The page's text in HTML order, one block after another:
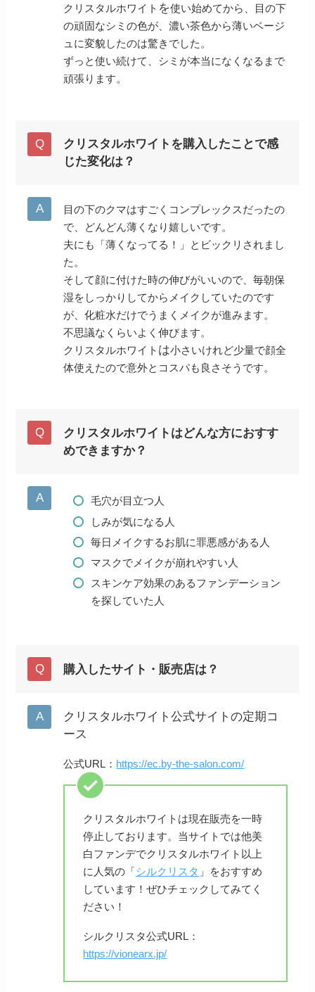
クリスタルホワイト を使い始めてから、目の下
の頑固なシミの色が、濃い茶色から薄いベージ
ュに変貌したのは驚きでした。
ずっと使い続けて、シミが本当になくなるまで
頑張ります。
クリスタルホワイトを購入したことで感
じた変化は？
目の下のクマはすごくコンプレックスだったの
で、どんどん薄くなり嬉しいです。
夫にも「薄くなってる！」とビックリされまし
た。
そして顔に付けた時の伸びがいいので、毎朝保
湿をしっかりしてからメイクしていたのです
が、化粧水だけでうまくメイクが進みます。
不思議なくらいよく伸びます。
クリスタルホワイト は小さいけれど少量で顔全
体使えたので意外とコスパも良さそうです。
クリスタルホワイトはどんな方におすす
めできますか？
毛穴が目立つ人
しみが気になる人
毎日メイクするお肌に罪悪感がある人
マスクでメイクが崩れやすい人
スキンケア効果のあるファンデーション
を探していた人
購入したサイト・販売店は？
クリスタルホワイト公式サイトの定期コ
ース
公式URL： https://ec.by-the-salon.com/
クリスタルホワイトは現在販売を一時
停止しております。当サイトでは他美
白ファンデでクリスタルホワイト以上
に人気の「シルクリスタ 」をおすすめ
しています！ぜひチェックしてみてく
ださい！
シルクリスタ公式URL：
https://vionearx.jp/